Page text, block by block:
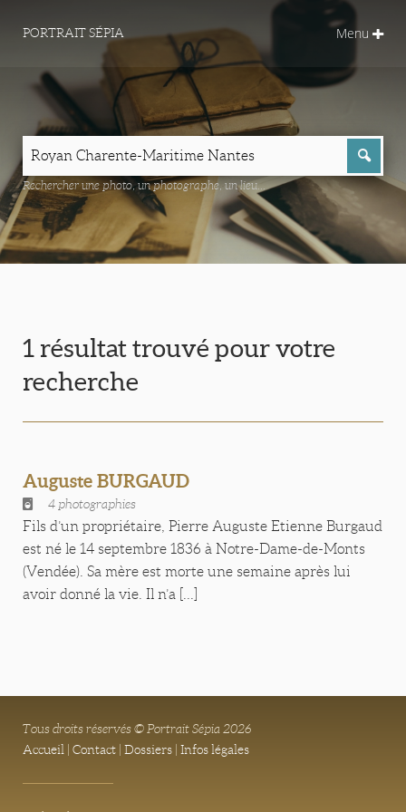
PORTRAIT SÉPIA Menu
Rechercher une photo, un photographe, un lieu...
1 résultat trouvé pour votre
recherche
Auguste BURGAUD
4 photographies
Fils d’un propriétaire, Pierre Auguste Etienne Burgaud
est né le 14 septembre 1836 à Notre-Dame-de-Monts
(Vendée). Sa mère est morte une semaine après lui
avoir donné la vie. Il n’a [...]
Tous droits réservés © Portrait Sépia 2026
Accueil
Contact Dossiers Infos légales